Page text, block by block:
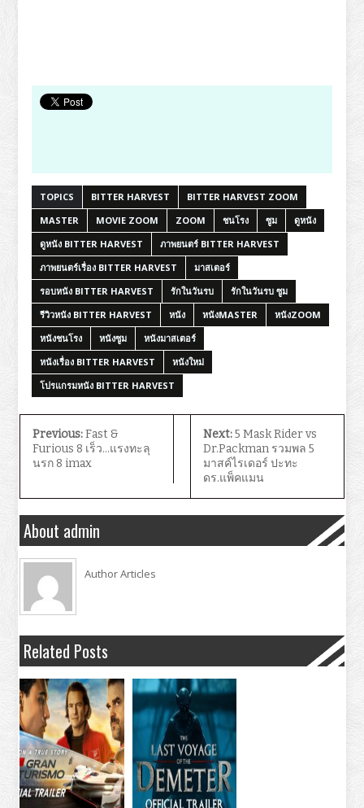
TOPICS BITTER HARVEST
BITTER HARVEST ZOOM
MASTER
MOVIE ZOOM ZOOM ชนโรง ซูม
ดูหนัง
ดูหนัง BITTER HARVEST
ภาพยนตร์ BITTER HARVEST
ภาพยนตร์เรื่อง BITTER HARVEST
มาสเตอร์
รอบหนัง BITTER HARVEST
รักในวันรบ
รักในวันรบ ซูม
รีวิวหนัง BITTER HARVEST
หนัง หนังMASTER
หนังZOOM
หนังชนโรง
หนังซูม
หนังมาสเตอร์
หนังเรื่อง BITTER HARVEST
หนังใหม่
โปรแกรมหนัง BITTER HARVEST
Previous:Fast &
Furious 8 เร็ว…แรงทะลุ
นรก 8 imax
Next:5 Mask Rider vs
Dr.Packman รวมพล 5
มาสค์ไรเดอร์ ปะทะ
ดร.แพ็คแมน
About admin
Author Articles
Related Posts